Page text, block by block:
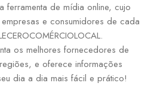
ferramenta de mídia online, cujo
e consumidores de cada
os melhores fornecedores de
e oferece informações
dia a dia mais fácil e prático!